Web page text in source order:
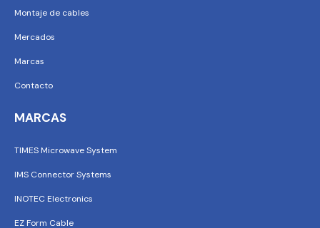
Montaje de cables
Mercados
Marcas
Contacto
MARCAS
TIMES Microwave System
IMS Connector Systems
INOTEC Electronics
EZ Form Cable